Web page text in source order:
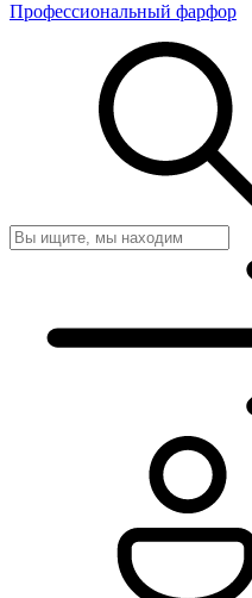
Профессиональный фарфор